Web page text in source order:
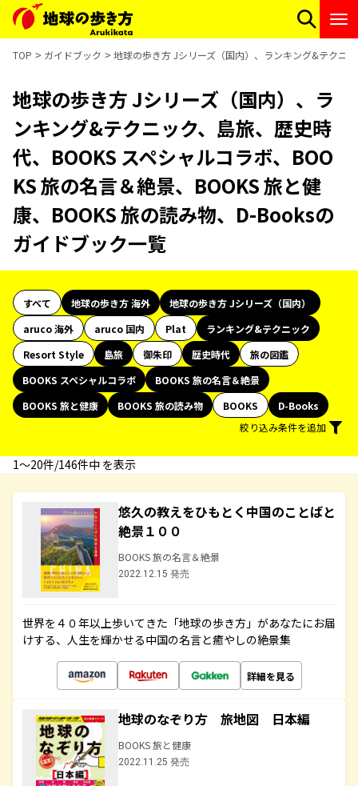
TOP ガイドブック 地球の歩き方 Jシリーズ（国内）、ランキング&テクニ
地球の歩き方 Jシリーズ（国内）、ラ
ンキング&テクニック、島旅、歴史時
代、BOOKS スペシャルコラボ、BOO
KS 旅の名言＆絶景、BOOKS 旅と健
康、BOOKS 旅の読み物、D-Booksの
ガイドブック一覧
すべて 地球の歩き方 海外
地球の歩き方 Jシリーズ（国内）
aruco 海外
aruco 国内 Plat
ランキング&テクニック
Resort Style
島旅 御朱印 歴史時代
旅の図鑑
BOOKS スペシャルコラボ
BOOKS 旅の名言＆絶景
BOOKS 旅と健康
BOOKS 旅の読み物 BOOKS
D-Books
絞り込み条件を追加
1〜20件/146件中 を表示
悠久の教えをひもとく中国のことばと
絶景１００
BOOKS 旅の名言＆絶景
2022.12.15 発売
世界を４０年以上歩いてきた「地球の歩き方」があなたにお届
けする、人生を輝かせる中国の名言と癒やしの絶景集
詳細を見る
地球のなぞり方 旅地図 日本編
BOOKS 旅と健康
2022.11.25 発売